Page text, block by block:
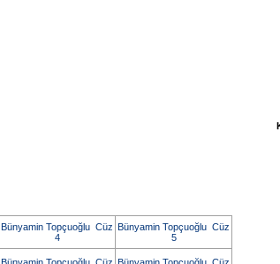
Bünyamin Topçuoğlu Cüz
4
Bünyamin Topçuoğlu Cüz
5